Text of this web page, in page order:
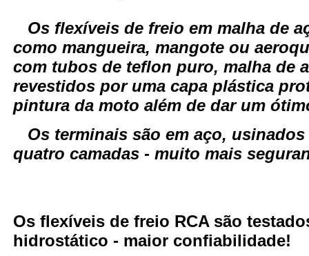
Os flexíveis de freio em malha de
como mangueira, mangote ou
com tubos de teflon puro, malha de
revestidos por uma capa plástica
pintura da moto além de dar um
Os terminais são em aço, usinados
quatro camadas - muito mais
Os flexíveis de freio RCA são
hidrostático - maior confiabilidade!